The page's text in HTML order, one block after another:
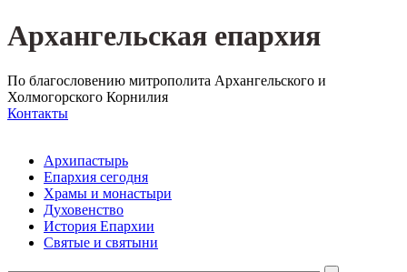
Архангельская епархия
По благословению митрополита Архангельского и
Холмогорского Корнилия
Контакты
Архипастырь
Епархия сегодня
Храмы и монастыри
Духовенство
История Епархии
Святые и святыни